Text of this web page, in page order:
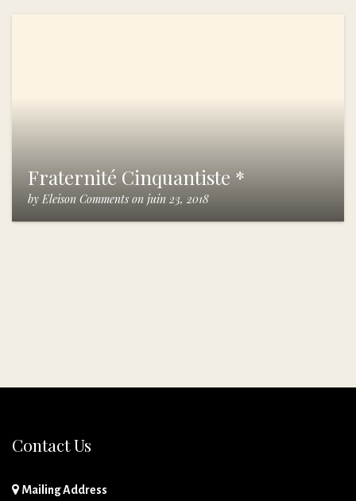
Fraternité Cinquantiste *
by Eleison Comments on juin 23, 2018
Contact Us
Mailing Address